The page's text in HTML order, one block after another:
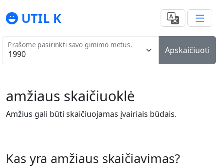
UTIL K
Prašome pasirinkti savo gimimo metus.
Apskaičiuoti
amžiaus skaičiuoklė
Amžius gali būti skaičiuojamas įvairiais būdais.
Kas yra amžiaus skaičiavimas?